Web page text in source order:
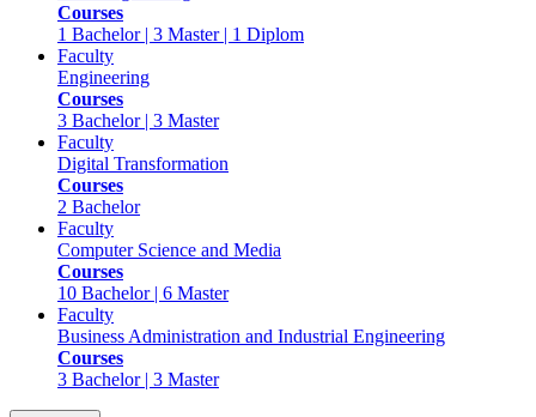
Courses
1 Bachelor | 3 Master | 1 Diplom
Faculty
Engineering
Courses
3 Bachelor | 3 Master
Faculty
Digital Transformation
Courses
2 Bachelor
Faculty
Computer Science and Media
Courses
10 Bachelor | 6 Master
Faculty
Business Administration and Industrial Engineering
Courses
3 Bachelor | 3 Master